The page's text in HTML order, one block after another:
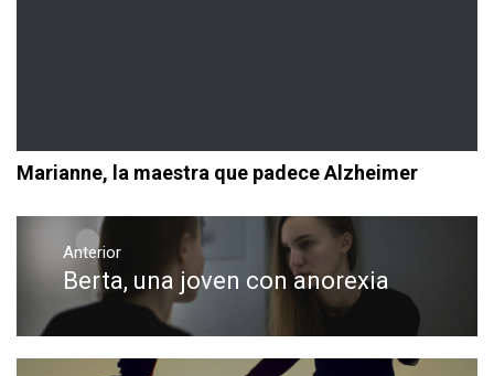
Marianne, la maestra que padece Alzheimer
Navegación
entradas
Anterior
Entrada
anterior:
Berta, una joven con anorexia